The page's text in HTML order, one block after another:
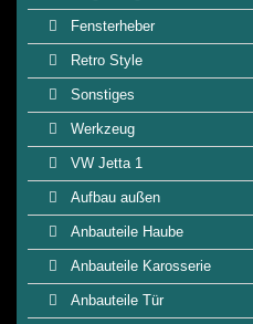
Fensterheber
Retro Style
Sonstiges
Werkzeug
VW Jetta 1
Aufbau außen
Anbauteile Haube
Anbauteile Karosserie
Anbauteile Tür